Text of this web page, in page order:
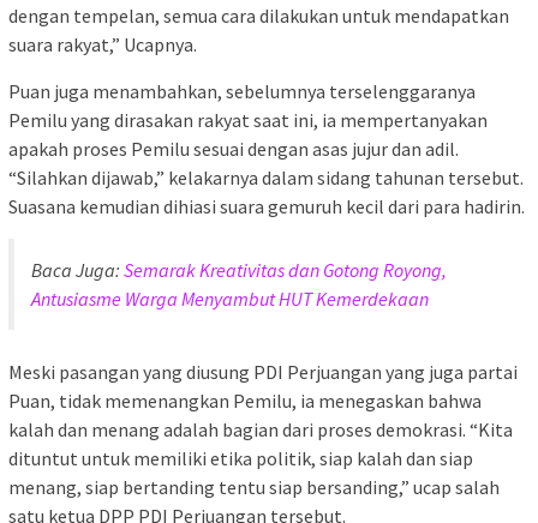
dengan tempelan, semua cara dilakukan untuk mendapatkan
suara rakyat,” Ucapnya.
Puan juga menambahkan, sebelumnya terselenggaranya
Pemilu yang dirasakan rakyat saat ini, ia mempertanyakan
apakah proses Pemilu sesuai dengan asas jujur dan adil.
“Silahkan dijawab,” kelakarnya dalam sidang tahunan tersebut.
Suasana kemudian dihiasi suara gemuruh kecil dari para hadirin.
Baca Juga: Semarak Kreativitas dan Gotong Royong,
Antusiasme Warga Menyambut HUT Kemerdekaan
Meski pasangan yang diusung PDI Perjuangan yang juga partai
Puan, tidak memenangkan Pemilu, ia menegaskan bahwa
kalah dan menang adalah bagian dari proses demokrasi. “Kita
dituntut untuk memiliki etika politik, siap kalah dan siap
menang, siap bertanding tentu siap bersanding,” ucap salah
satu ketua DPP PDI Perjuangan tersebut.